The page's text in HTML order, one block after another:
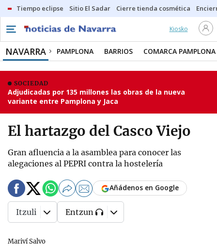
Tiempo eclipse Sitio El Sadar Cierre tienda cosmética
Kiosko
NAVARRA PAMPLONA BARRIOS COMARCA PAMPLONA
SOCIEDAD
Adjudicadas por 135 millones las obras de la nueva
variante entre Pamplona y Jaca
El hartazgo del Casco Viejo
Gran afluencia a la asamblea para conocer las
alegaciones al PEPRI contra la hostelería
Mariví Salvo
Añádenos en Google
Itzuli Entzun